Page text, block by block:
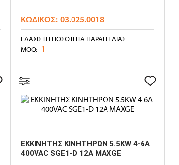
ΚΩΔΙΚΌΣ: 03.025.0018
ΕΛΆΧΙΣΤΗ ΠΟΣΌΤΗΤΑ ΠΑΡΑΓΓΕΛΊΑΣ
MOQ: 1
ΕΚΚΙΝΗΤΗΣ ΚΙΝΗΤΗΡΩΝ 5.5KW 4-6A
400VAC SGE1-D 12A MAXGE